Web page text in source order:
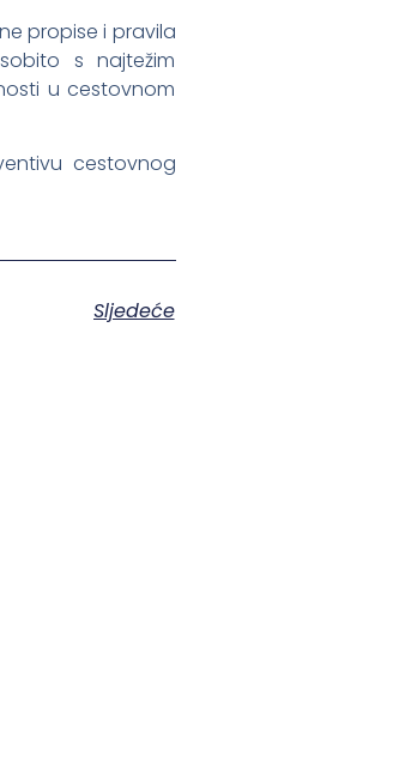
propise i pravila
s najtežim
u cestovnom
cestovnog
Sljedeće